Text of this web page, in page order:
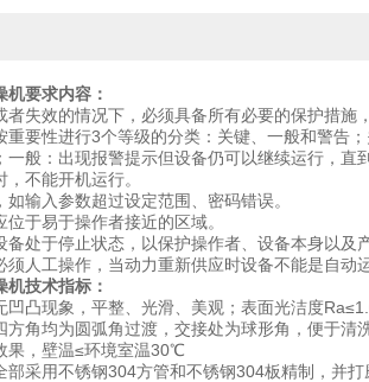
机要求内容 ：
者失效的情况下，必须具备所有必要的保护措施
重要性进行3个等级的分类：关键、一般和警告
一般：出现报警提示但设备仍可以继续运行，直
不能开机运行。
如输入参数超过设定范围、密码错误。
位于易于操作者接近的区域。
备处于停止状态，以保护操作者、设备本身以及产
须人工操作，当动力重新供应时设备不能是自动运
机技术指标：
凹凸现象，平整、光滑、美观；表面光洁度
方角均为圆弧角过渡，交接处为球形角，便于清
果，壁温≤环境室温30℃
部采用不锈钢304方管和不锈钢304板精制，并